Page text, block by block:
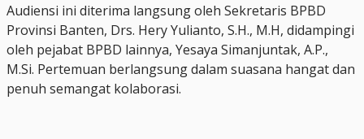
Audiensi ini diterima langsung oleh Sekretaris BPBD
Provinsi Banten, Drs. Hery Yulianto, S.H., M.H, didampingi
oleh pejabat BPBD lainnya, Yesaya Simanjuntak, A.P.,
M.Si. Pertemuan berlangsung dalam suasana hangat dan
penuh semangat kolaborasi.